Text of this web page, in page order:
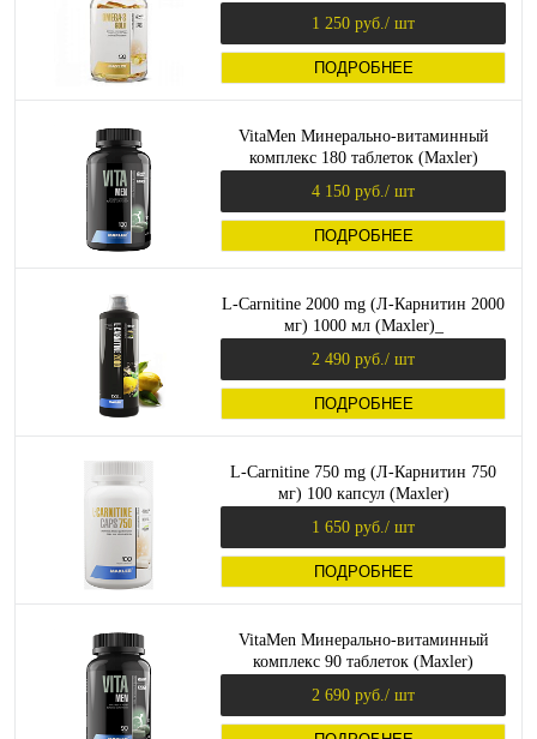
1 250 руб. / шт
ПОДРОБНЕЕ
VitaMen Минерально-витаминный
комплекс 180 таблеток (Maxler)
4 150 руб. / шт
ПОДРОБНЕЕ
L-Carnitine 2000 mg (Л-Карнитин 2000
мг) 1000 мл (Maxler)_
2 490 руб. / шт
ПОДРОБНЕЕ
L-Carnitine 750 mg (Л-Карнитин 750
мг) 100 капсул (Maxler)
1 650 руб. / шт
ПОДРОБНЕЕ
VitaMen Минерально-витаминный
комплекс 90 таблеток (Maxler)
2 690 руб. / шт